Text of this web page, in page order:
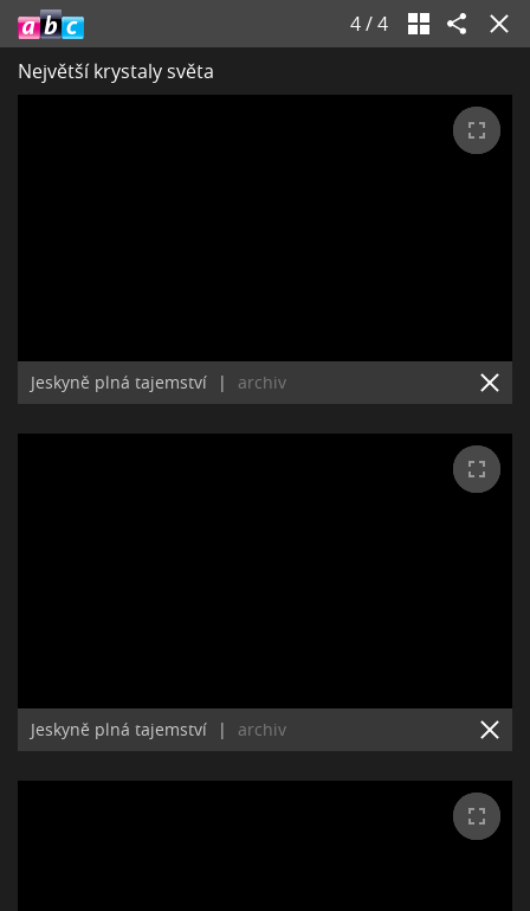
4/4
Největší krystaly světa
Jeskyně plná tajemství | archiv
Jeskyně plná tajemství | archiv